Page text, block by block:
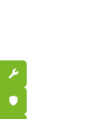
قطع
ضمان